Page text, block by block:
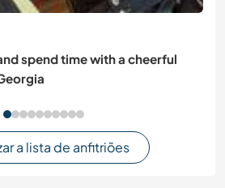
spend time with a cheerful
a lista de anfitriões